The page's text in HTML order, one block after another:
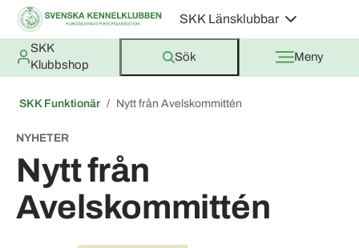
SKK Länsklubbar
SKK
Klubbshop
Sök Meny
SKK Funktionär Nytt från Avelskommittén
Nytt från
Avelskommittén
NYHETER